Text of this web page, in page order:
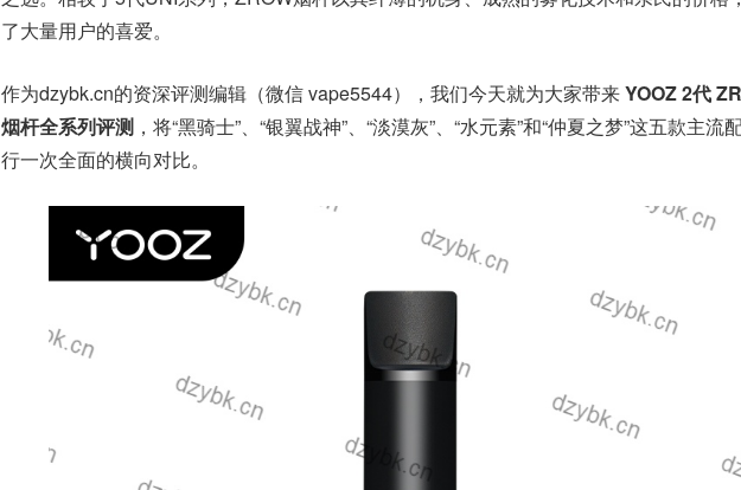
了大量用户的喜爱。
作为dzybk.cn的资深评测编辑（微信 vape5544），我们今天就为大家带来YOOZ 2代
烟杆全系列评测 ，将“黑骑士”、“银翼战神”、“淡漠灰”、“水元素”和“仲夏之梦”这五款主流
行一次全面的横向对比。